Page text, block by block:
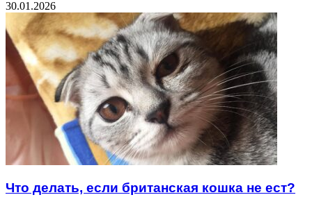
30.01.2026
Что делать, если британская кошка не ест?